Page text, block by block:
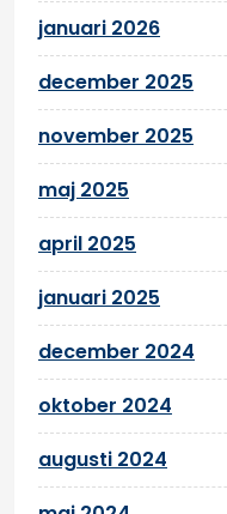
januari 2026
december 2025
november 2025
maj 2025
april 2025
januari 2025
december 2024
oktober 2024
augusti 2024